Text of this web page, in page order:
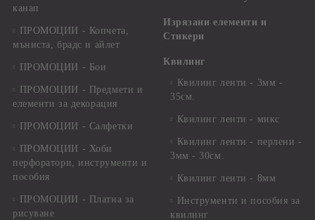
канап
ПРОМОЦИИ - Копчета,
мъниста, брадс и айлет
ПРОМОЦИИ - Бои
ПРОМОЦИИ - Предмети и
елементи за декорация
ПРОМОЦИИ - Салфетки
ПРОМОЦИИ - Хоби
перфоратори, инструменти и
пособия
ПРОМОЦИИ - Платна за
рисуване
Изрязани елементи и
Стикери
Квилинг
Квилинг ленти - 3мм -
35см.
Квилинг ленти - микс
Квилинг ленти - перлени -
3мм - 30см.
Квилинг ленти - 8мм
Инструменти и пособия за
квилинг